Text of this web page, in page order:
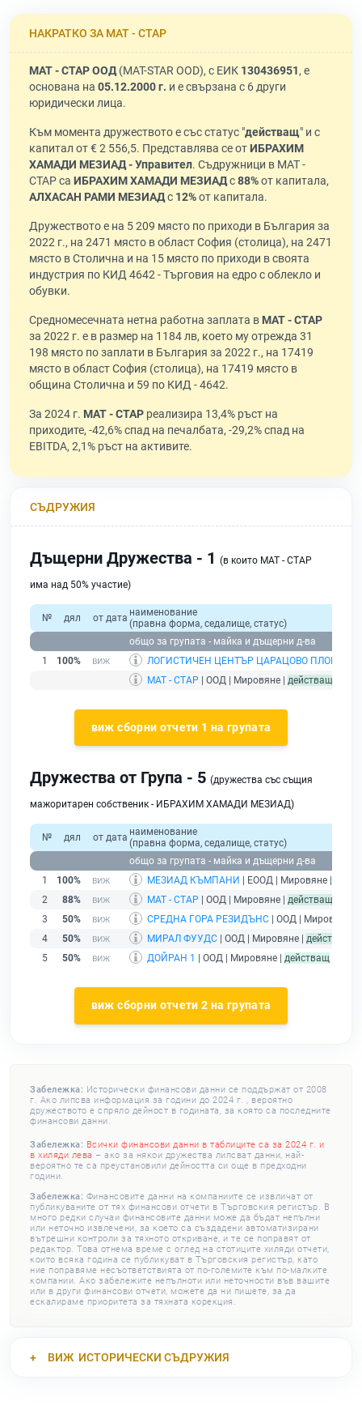
НАКРАТКО ЗА МАТ - СТАР
МАТ - СТАР ООД(MAT-STAR OOD), с ЕИК 130436951, е
основана на 05.12.2000 г. и е свързана с 6 други
юридически лица.
Към момента дружеството е със статус "действащ" и с
капитал от € 2 556,5. Представлява се отИБРАХИМ
ХАМАДИ МЕЗИАД - Управител. Съдружници в МАТ -
СТАР са ИБРАХИМ ХАМАДИ МЕЗИАДс88%от капитала,
АЛХАСАН РАМИ МЕЗИАДс 12%от капитала.
Дружеството е на 5 209 място по приходи в България за
2022 г., на 2471 място в област София (столица), на 2471
място в Столична и на 15 място по приходи в своята
индустрия по КИД 4642 - Търговия на едро с облекло и
обувки.
Средномесечната нетна работна заплата в МАТ - СТАР
за 2022 г. е в размер на 1184 лв, което му отрежда 31
198 място по заплати в България за 2022 г., на 17419
място в област София (столица), на 17419 място в
община Столична и 59 по КИД - 4642.
За 2024 г. МАТ - СТАР реализира 13,4% ръст на
приходите, -42,6% спад на печалбата, -29,2% спад на
EBITDA, 2,1% ръст на активите.
СЪДРУЖИЯ
Дъщерни Дружества - 1 (в които МАТ - СТАР
има над 50% участие)
№ дял от дата наименование
(правна форма, седалище, статус)
общо за групата - майка и дъщерни д-ва
1
100% ЛОГИСТИЧЕН ЦЕНТЪР ЦАРАЦОВО ПЛОВДИВ
МАТ - СТАР | ООД | Мировяне | действащ
виж сборни отчети 1 на групата
Дружества от Група - 5 (дружества със същия
мажоритарен собственик - ИБРАХИМ ХАМАДИ МЕЗИАД)
№ дял от дата наименование
(правна форма, седалище, статус)
общо за групата - майка и дъщерни д-ва
1
100% МЕЗИАД КЪМПАНИ | ЕООД | Мировяне |
2
88% МАТ - СТАР | ООД | Мировяне | действащ
3
50% СРЕДНА ГОРА РЕЗИДЪНС | ООД | Мировяне |
4
50% МИРАЛ ФУУДС | ООД | Мировяне | действащ
5
50% ДОЙРАН 1 | ООД | Мировяне | действащ
виж сборни отчети 2 на групата
Забележка: Исторически финансови данни се поддържат от 2008
г. Ако липсва информация за години до 2024 г. , вероятно
дружеството е спряло дейност в годината, за която са последните
финансови данни.
Забележка: Всички финансови данни в таблиците са за 2024 г. и
в хиляди лева – ако за някои дружества липсват данни, най-
вероятно те са преустановили дейността си още в предходни
години.
Забележка: Финансовите данни на компаниите се извличат от
публикуваните от тях финансови отчети в Търговския регистър. В
много редки случаи финансовите данни може да бъдат непълни
или неточно извлечени, за което са създадени автоматизирани
вътрешни контроли за тяхното откриване, и те се поправят от
редактор. Това отнема време с оглед на стотиците хиляди отчети,
които всяка година се публикуват в Търговския регистър, като
ние поправяме несъответствията от по-големите към по-малките
компании. Ако забележите непълноти или неточности във вашите
или в други финансови отчети, можете да ни пишете, за да
ескалираме приоритета за тяхната корекция.
ВИЖ ИСТОРИЧЕСКИ СЪДРУЖИЯ